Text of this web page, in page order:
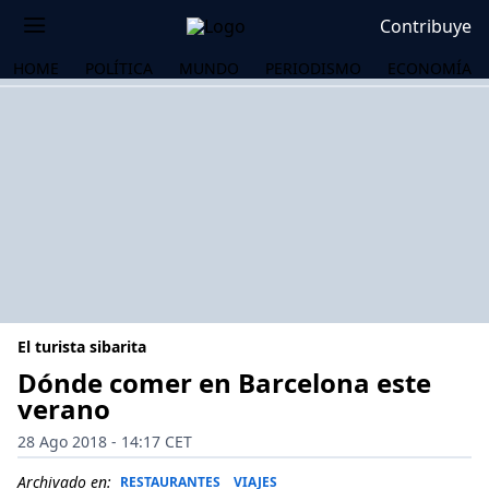
Contribuye
HOME POLÍTICA MUNDO PERIODISMO ECONOMÍA
El turista sibarita
Dónde comer en Barcelona este
verano
28 Ago 2018 - 14:17 CET
Archivado en: RESTAURANTES VIAJES